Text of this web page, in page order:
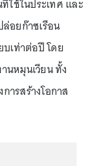
ใช้ในประเทศ และ
อยก๊าซเรือน
เท่าต่อปี โดย
นหมุนเวียน ทั้ง
ารสร้างโอกาส